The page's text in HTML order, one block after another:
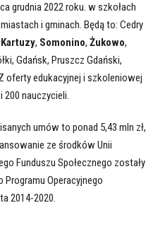
grudnia 2022 roku. w szkołach
i gminach. Będą to: Cedry
Kartuzy, Somonino, Żukowo,
Gdańsk, Pruszcz Gdański,
oferty edukacyjnej i szkoleniowej
nauczycieli.
umów to ponad 5,43 mln zł,
ze środków Unii
Funduszu Społecznego zostały
Programu Operacyjnego
2014-2020.